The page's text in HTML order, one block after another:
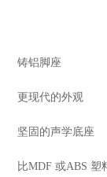
铸铝脚座
更现代的外观
坚固的声学底座
比MDF 或ABS 塑